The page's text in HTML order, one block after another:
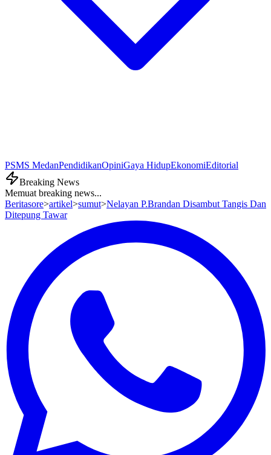
PSMS MedanPendidikanOpiniGaya HidupEkonomiEditorial
Breaking News
Memuat breaking news...
Beritasore>artikel>sumut>Nelayan P.Brandan Disambut Tangis Dan
Ditepung Tawar